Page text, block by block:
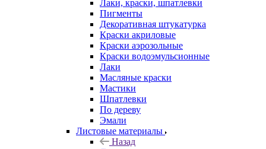
Лаки, краски, шпатлевки
Пигменты
Декоративная штукатурка
Краски акриловые
Краски аэрозольные
Краски водоэмульсионные
Лаки
Масляные краски
Мастики
Шпатлевки
По дереву
Эмали
Листовые материалы
Назад